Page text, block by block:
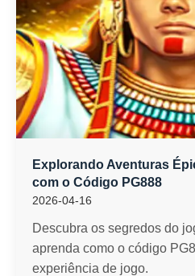
Explorando Aventuras
com o Código PG888
2026-04-16
Descubra os segredos do
aprenda como o código
experiência de jogo.